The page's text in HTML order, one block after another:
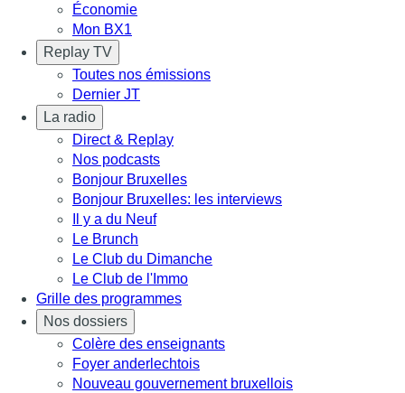
Économie
Mon BX1
Replay TV
Toutes nos émissions
Dernier JT
La radio
Direct & Replay
Nos podcasts
Bonjour Bruxelles
Bonjour Bruxelles: les interviews
Il y a du Neuf
Le Brunch
Le Club du Dimanche
Le Club de l'Immo
Grille des programmes
Nos dossiers
Colère des enseignants
Foyer anderlechtois
Nouveau gouvernement bruxellois